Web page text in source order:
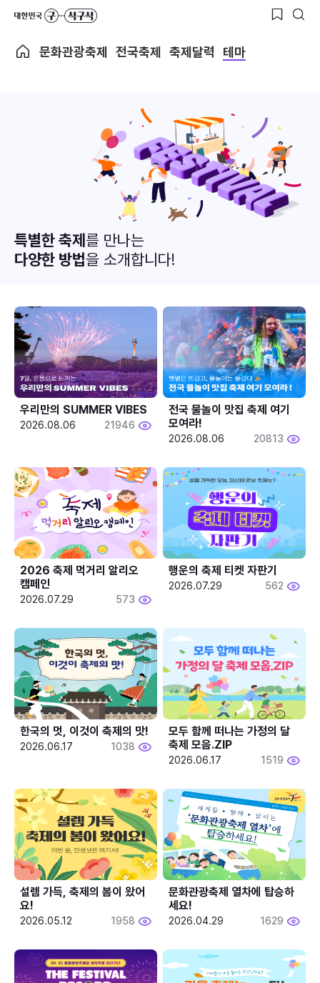
문화관광축제 전국축제 축제달력 테마
특별한 축제를 만나는
다양한 방법을 소개합니다!
우리만의 SUMMER VIBES
2026.08.06 21946
전국 물놀이 맛집 축제 여기
모여라!
2026.08.06 20813
2026 축제 먹거리 알리오
캠페인
2026.07.29 573
행운의 축제 티켓 자판기
2026.07.29 562
한국의 멋, 이것이 축제의 맛!
2026.06.17 1038
모두 함께 떠나는 가정의 달
축제 모음.ZIP
2026.06.17 1519
설렘 가득, 축제의 봄이 왔어
요!
2026.05.12 1958
문화관광축제 열차에 탑승하
세요!
2026.04.29 1629